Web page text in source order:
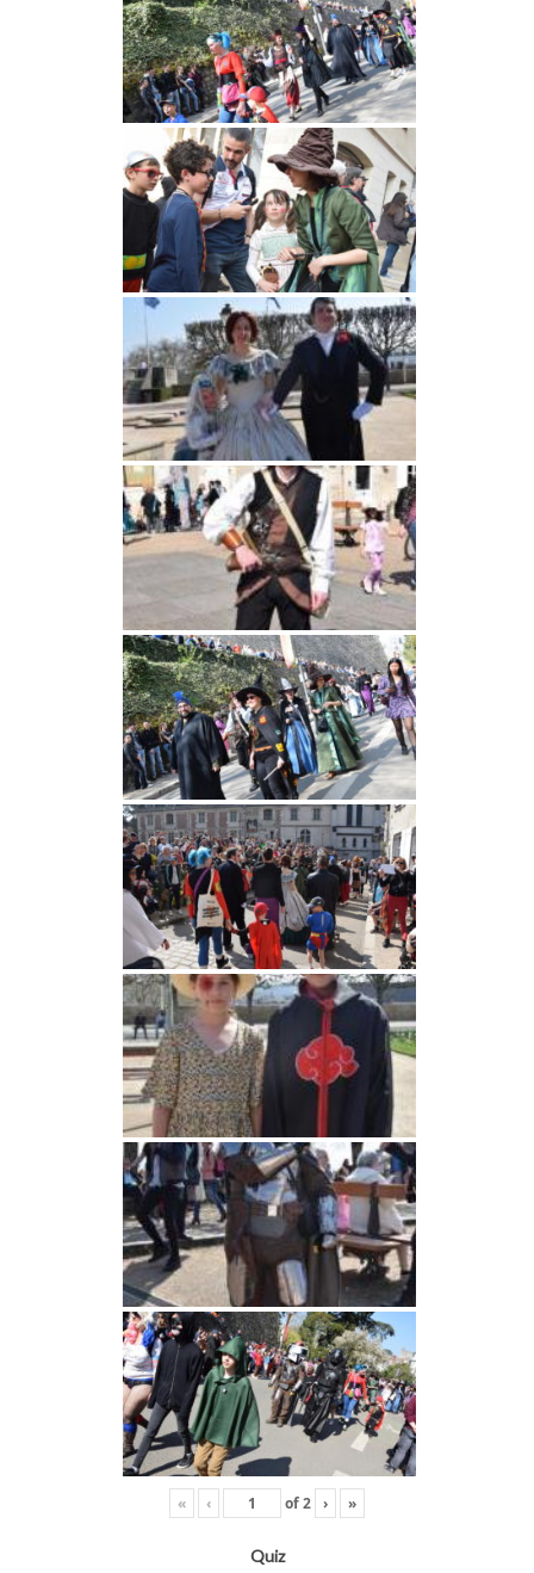
« ‹ of2 › »
Quiz